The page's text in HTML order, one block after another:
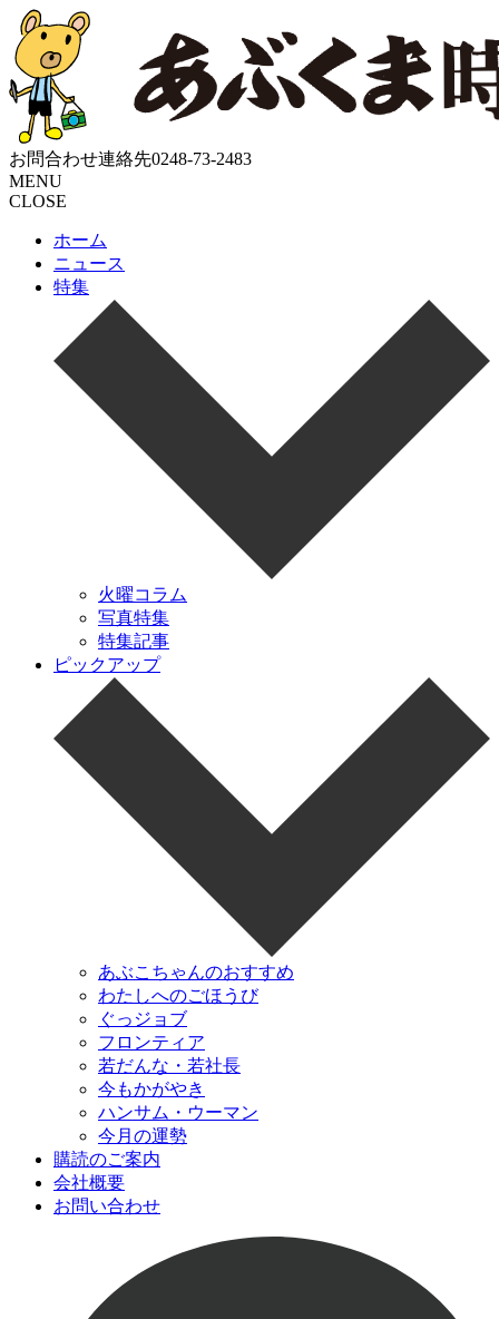
お問合わせ連絡先0248-73-2483
MENU
CLOSE
ホーム
ニュース
特集
火曜コラム
写真特集
特集記事
ピックアップ
あぶこちゃんのおすすめ
わたしへのごほうび
ぐっジョブ
フロンティア
若だんな・若社長
今もかがやき
ハンサム・ウーマン
今月の運勢
購読のご案内
会社概要
お問い合わせ